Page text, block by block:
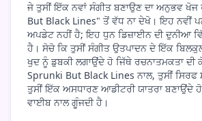
ਜੇ ਤੁਸੀਂ ਇੱਕ ਨਵਾਂ ਸੰਗੀਤ ਬਣਾਉਣ ਦਾ ਅਨੁਭਵ ਖੋਜ
But Black Lines" ਤੋਂ ਵੱਧ ਨਾ ਦੇਖੋ। ਇਹ ਨਵੀਂ
ਅਪਡੇਟ ਨਹੀਂ ਹੈ; ਇਹ ਧੁਨ ਡਿਜ਼ਾਈਨ ਦੀ ਦੁਨੀਆ
ਹੈ। ਸੋਚੋ ਕਿ ਤੁਸੀਂ ਸੰਗੀਤ ਉਤਪਾਦਨ ਦੇ ਇੱਕ
ਖੁਦ ਨੂੰ ਡੁਬਕੀ ਲਗਾਉਂਦੇ ਹੋ ਜਿੱਥੇ ਰਚਨਾਤਮਕਤਾ ਦੀ
Sprunki But Black Lines ਨਾਲ, ਤੁਸੀਂ ਸਿਰਫ
ਤੁਸੀਂ ਇੱਕ ਅਸਧਾਰਣ ਆਡੀਟਰੀ ਯਾਤਰਾ ਬਣਾਉਂਦੇ
ਵਾਈਬ ਨਾਲ ਗੂੰਜਦੀ ਹੈ।